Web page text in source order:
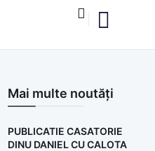
Mai multe noutăți
PUBLICATIE CASATORIE
DINU DANIEL CU CALOTA